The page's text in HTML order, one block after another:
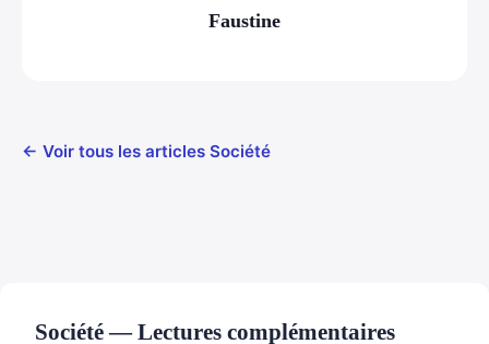
Faustine
← Voir tous les articles Société
Société — Lectures complémentaires